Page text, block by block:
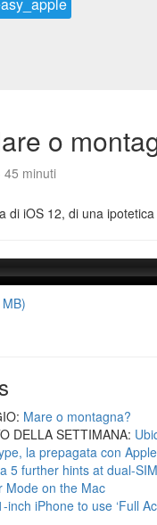
o
45 minuti
di iOS 12, di una
Mare o montagna?
DELLA SETTIMANA:
la prepagata con
5 further hints at dual-
Mode on the Mac
inch iPhone to use ‘Full